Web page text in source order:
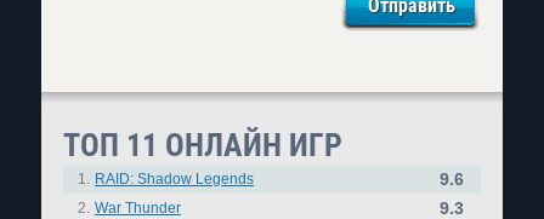
ТОП 11 ОНЛАЙН ИГР
1. RAID: Shadow Legends 9.6
2. War Thunder 9.3